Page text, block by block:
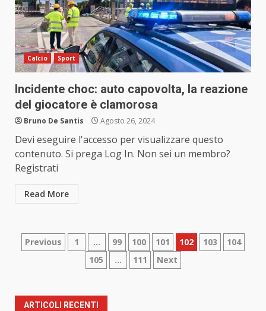
Calcio Sport
Incidente choc: auto capovolta, la reazione
del giocatore è clamorosa
Bruno De Santis Agosto 26, 2024
Devi eseguire l'accesso per visualizzare questo
contenuto. Si prega Log In. Non sei un membro?
Registrati
Read More
Paginazione
articoli
Previous 1 … 99 100 101 102 103
104
105
… 111 Next
ARTICOLI RECENTI